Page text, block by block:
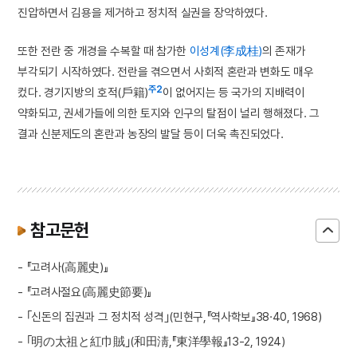
진압하면서 김용을 제거하고 정치적 실권을 장악하였다.
또한 전란 중 개경을 수복할 때 참가한 이성계(李成桂)의 존재가
부각되기 시작하였다. 전란을 겪으면서 사회적 혼란과 변화도 매우
컸다. 경기지방의 호적(戶籍)주2이 없어지는 등 국가의 지배력이
약화되고, 권세가들에 의한 토지와 인구의 탈점이 널리 행해졌다. 그
결과 신분제도의 혼란과 농장의 발달 등이 더욱 촉진되었다.
참고문헌
- 『고려사(高麗史)』
- 『고려사절요(高麗史節要)』
- ｢신돈의 집권과 그 정치적 성격｣(민현구,『역사학보』38·40, 1968)
- ｢明の太祖と紅巾賊｣(和田淸,『東洋學報』13-2, 1924)